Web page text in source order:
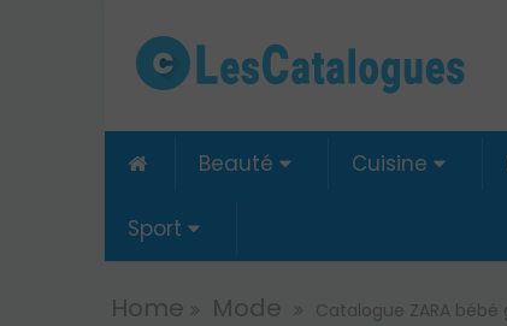
 Beauté Cuisine
Sport
Home Mode Catalogue ZARA